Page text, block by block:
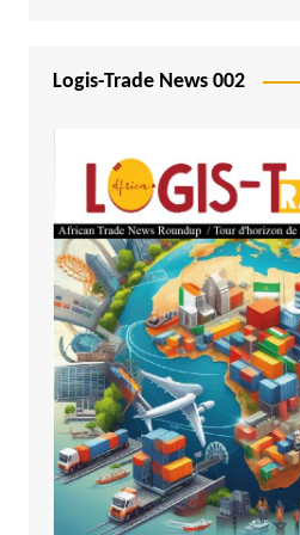
Logis-Trade News 002